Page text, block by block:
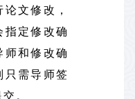
文修改，
指定修改确
师和修改确
只需导师签
。